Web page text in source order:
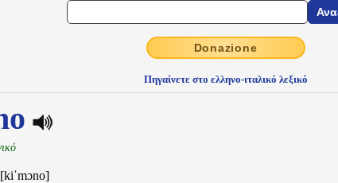
Donazione
Πηγαίνετε στο ελληνο-ιταλικό λεξικό
[kiˈmɔno]